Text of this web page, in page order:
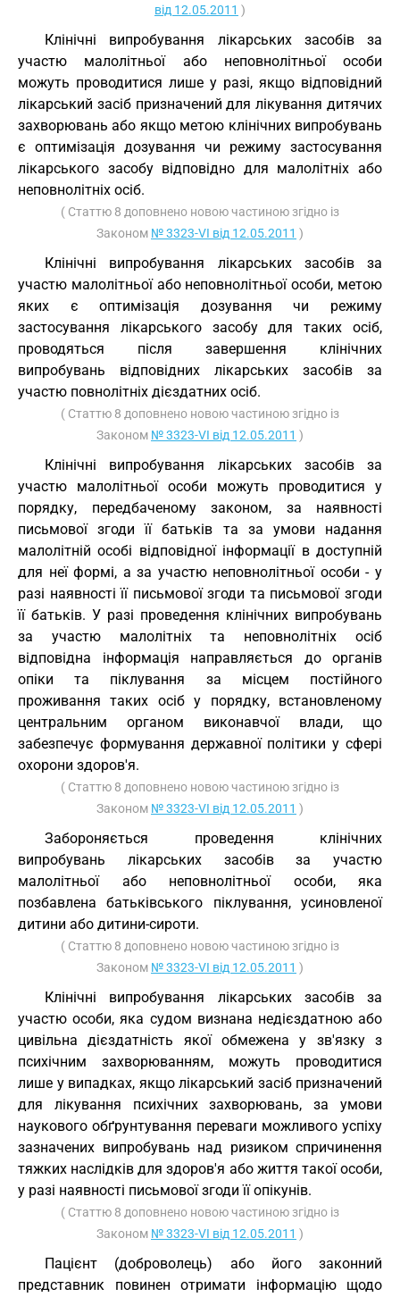
від 12.05.2011 )
Клінічні випробування лікарських засобів за
участю малолітньої або неповнолітньої особи
можуть проводитися лише у разі, якщо відповідний
лікарський засіб призначений для лікування дитячих
захворювань або якщо метою клінічних випробувань
є оптимізація дозування чи режиму застосування
лікарського засобу відповідно для малолітніх або
неповнолітніх осіб.
( Статтю 8 доповнено новою частиною згідно із
Законом № 3323-VI від 12.05.2011 )
Клінічні випробування лікарських засобів за
участю малолітньої або неповнолітньої особи, метою
яких є оптимізація дозування чи режиму
застосування лікарського засобу для таких осіб,
проводяться після завершення клінічних
випробувань відповідних лікарських засобів за
участю повнолітніх дієздатних осіб.
( Статтю 8 доповнено новою частиною згідно із
Законом № 3323-VI від 12.05.2011 )
Клінічні випробування лікарських засобів за
участю малолітньої особи можуть проводитися у
порядку, передбаченому законом, за наявності
письмової згоди її батьків та за умови надання
малолітній особі відповідної інформації в доступній
для неї формі, а за участю неповнолітньої особи - у
разі наявності її письмової згоди та письмової згоди
її батьків. У разі проведення клінічних випробувань
за участю малолітніх та неповнолітніх осіб
відповідна інформація направляється до органів
опіки та піклування за місцем постійного
проживання таких осіб у порядку, встановленому
центральним органом виконавчої влади, що
забезпечує формування державної політики у сфері
охорони здоров'я.
( Статтю 8 доповнено новою частиною згідно із
Законом № 3323-VI від 12.05.2011 )
Забороняється проведення клінічних
випробувань лікарських засобів за участю
малолітньої або неповнолітньої особи, яка
позбавлена батьківського піклування, усиновленої
дитини або дитини-сироти.
( Статтю 8 доповнено новою частиною згідно із
Законом № 3323-VI від 12.05.2011 )
Клінічні випробування лікарських засобів за
участю особи, яка судом визнана недієздатною або
цивільна дієздатність якої обмежена у зв'язку з
психічним захворюванням, можуть проводитися
лише у випадках, якщо лікарський засіб призначений
для лікування психічних захворювань, за умови
наукового обґрунтування переваги можливого успіху
зазначених випробувань над ризиком спричинення
тяжких наслідків для здоров'я або життя такої особи,
у разі наявності письмової згоди її опікунів.
( Статтю 8 доповнено новою частиною згідно із
Законом № 3323-VI від 12.05.2011 )
Пацієнт (доброволець) або його законний
представник повинен отримати інформацію щодо